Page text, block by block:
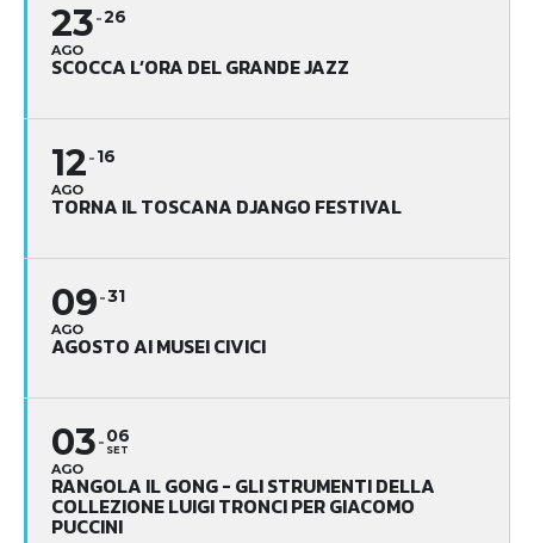
23
AGO
26
SCOCCA L’ORA DEL GRANDE JAZZ
12
AGO
16
TORNA IL TOSCANA DJANGO FESTIVAL
09
AGO
31
AGOSTO AI MUSEI CIVICI
03
AGO
06
SET
RANGOLA IL GONG - GLI STRUMENTI DELLA
COLLEZIONE LUIGI TRONCI PER GIACOMO
PUCCINI